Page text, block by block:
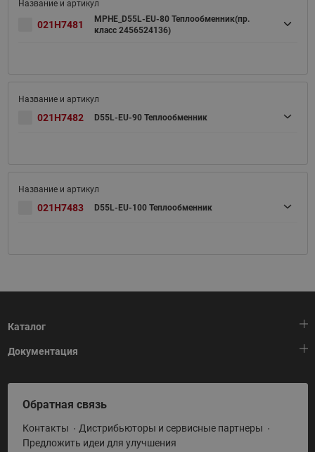
021H7481
MPHE_D55L-EU-80 Теплообменник(пр.
класс 2456524136)
021H7482 D55L-EU-90 Теплообменник
021H7483 D55L-EU-100 Теплообменник
Каталог
Тепловая автоматика
Холодильная техника
Приводная техника
Промышленная автоматика
Документация
HeatPlatform (Тепловая платформа)
Полезные программы и инструменты
Условия поставки
Обратная связь
Контакты
Дистрибьюторы и сервисные партнеры
Предложить идеи для улучшения